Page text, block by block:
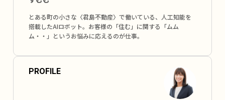
とある町の小さな〈君島不動産〉で働いている、⼈⼯知能を
搭載したAIロボット。お客様の「住む」に関する「ムム
ム・・」というお悩みに応えるのが仕事。
PROFILE